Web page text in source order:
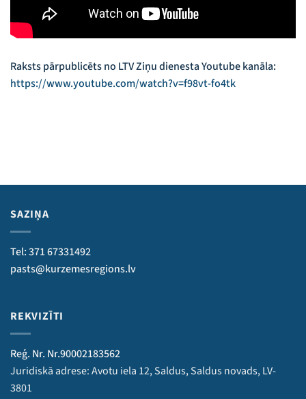
Raksts pārpublicēts no LTV Ziņu dienesta Youtube kanāla:
https://www.youtube.com/watch?v=f98vt-fo4tk
SAZIŅA
Tel: 371 67331492
pasts@kurzemesregions.lv
REKVIZĪTI
Reģ. Nr. Nr.90002183562
Juridiskā adrese: Avotu iela 12, Saldus, Saldus novads, LV-
3801